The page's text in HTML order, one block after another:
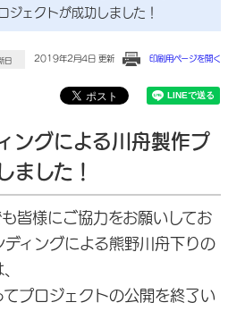
ジェクトが成功しました！
日 2019年2月4日 更新 印刷用ページを開く
ングによる川舟製作プ
ました！
皆様にご協力をお願いしてお
ィングによる熊野川舟下りの
てプロジェクトの公開を終了い